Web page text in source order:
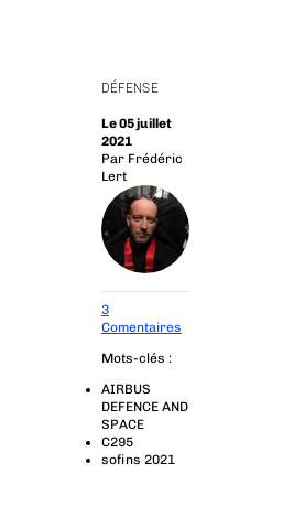
DÉFENSE
Le 05 juillet
2021
Par Frédéric
Lert
3
Comentaires
Mots-clés :
AIRBUS
DEFENCE AND
SPACE
C295
sofins 2021